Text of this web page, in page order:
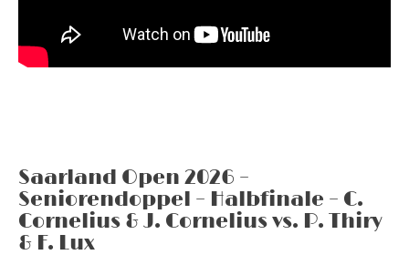
Saarland Open 2026 –
Seniorendoppel – Halbfinale – C.
Cornelius & J. Cornelius vs. P. Thiry
& F. Lux